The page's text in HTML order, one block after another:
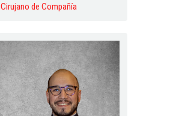
Cirujano de Compañía